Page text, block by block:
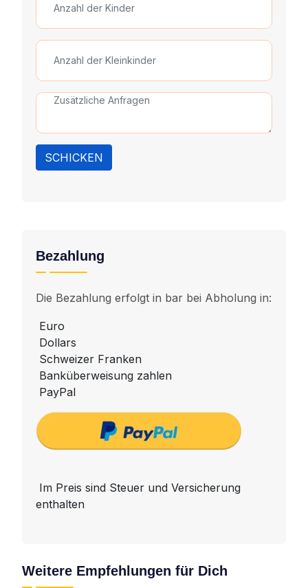
SCHICKEN
Bezahlung
Die Bezahlung erfolgt in bar bei Abholung in:
Euro
Dollars
Schweizer Franken
Banküberweisung zahlen
PayPal
Im Preis sind Steuer und Versicherung
enthalten
Weitere Empfehlungen für Dich